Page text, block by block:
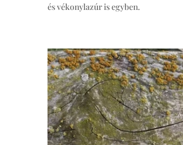
és vékonylazúr is egyben.